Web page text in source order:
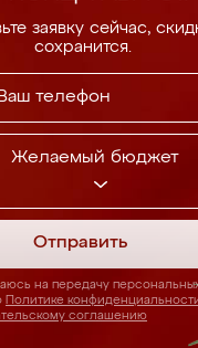
заявку сейчас,
сохранится.
Желаемый бюджет
Отправить
на передачу
Политике
соглашению